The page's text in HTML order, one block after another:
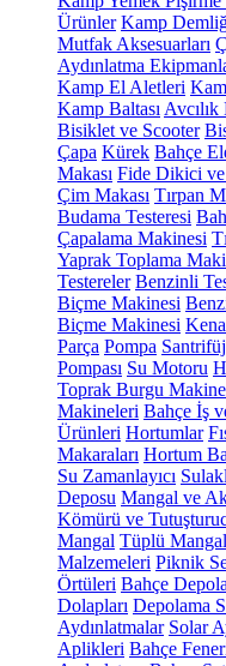
Ürünler Kamp
Mutfak Aksesuarları
Aydınlatma
Kamp El Aletleri
Kamp Baltası
Bisiklet ve Scooter
Çapa Kürek Bahçe
Makası Fide Dikici
Çim Makası Tırpan
Budama Testeresi
Çapalama Makinesi
Yaprak Toplama
Testereler Benzinli
Biçme Makinesi
Biçme Makinesi
Parça Pompa
Pompası Su Motoru
Toprak Burgu
Makineleri Bahçe İş
Ürünleri Hortumlar
Makaraları Hortum
Su Zamanlayıcı
Deposu Mangal ve
Kömürü ve
Mangal Tüplü Mangal
Malzemeleri Piknik
Örtüleri Bahçe
Dolapları Depolama
Aydınlatmalar Solar
Aplikleri Bahçe